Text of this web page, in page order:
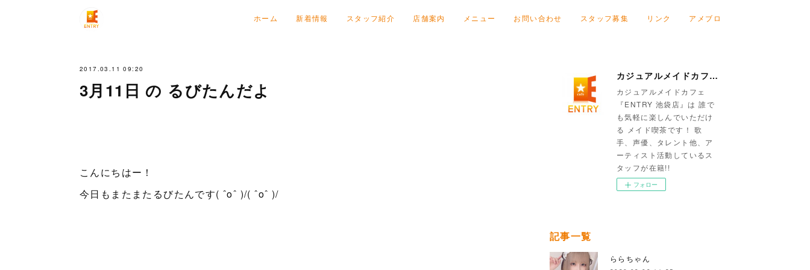
ホーム 新着情報 スタッフ紹介 店舗案内 メニュー お問い合わせ スタッフ募集 リンク アメブロ
2017.03.11 09:20
3月11日 の るびたんだよ
こんにちはー！
今日もまたまたるびたんです( ˆoˆ )/( ˆoˆ )/
カジュアルメイドカフェ『ENTRY 池袋店』
カジュアルメイドカフェ
『ENTRY 池袋店』は 誰で
も気軽に楽しんでいただけ
る メイド喫茶です！ 歌
手、声優、タレント他、ア
ーティスト活動しているス
タッフが在籍!!
フォロー
記事一覧
ららちゃん